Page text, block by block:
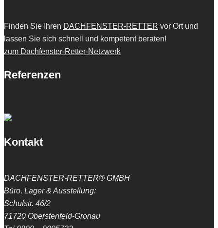
Finden Sie Ihren DACHFENSTER-RETTER vor Ort und
lassen Sie sich schnell und kompetent beraten!
zum Dachfenster-Retter-Netzwerk
Referenzen
Kontakt
DACHFENSTER-RETTER® GMBH
Büro, Lager & Ausstellung:
Schulstr. 46/2
71720 Oberstenfeld-Gronau